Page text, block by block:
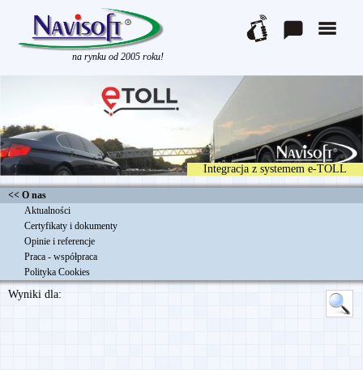
na rynku od 2005 roku!
Integracja z systemem e-TOLL
<< O nas
Aktualności
Certyfikaty i dokumenty
Opinie i referencje
Praca - współpraca
Polityka Cookies
Wyniki dla: